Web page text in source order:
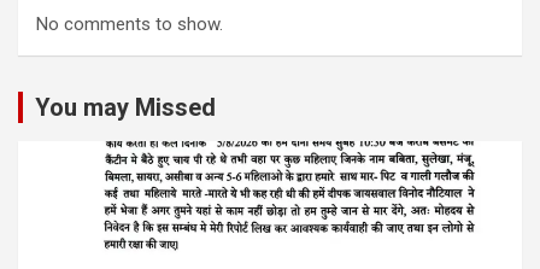
No comments to show.
You may Missed